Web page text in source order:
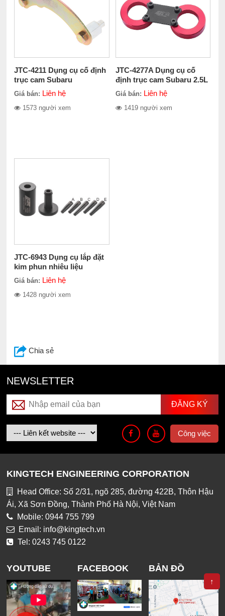
JTC-4211 Dụng cụ cố định
trục cam Subaru
Giá bán: Liên hệ
1573 người xem
JTC-4277A Dụng cụ cố
định trục cam Subaru 2.5L
Giá bán: Liên hệ
1419 người xem
JTC-6943 Dụng cụ lắp đặt
kim phun nhiêu liệu
SUBARU
Giá bán: Liên hệ
1428 người xem
Chia sẻ
NEWSLETTER
Công việc
KINGTECH ENGINEERING CORPORATION
Head Office: Số 2/31, ngõ 285, đường 422B, Thôn Hậu
Ái, Xã Sơn Đồng, Thành Phố Hà Nội, Việt Nam
Mobile: 0944 755 799
Email: info@kingtech.vn
Tel: 0243 745 0122
YOUTUBE FACEBOOK BẢN ĐỒ
↑